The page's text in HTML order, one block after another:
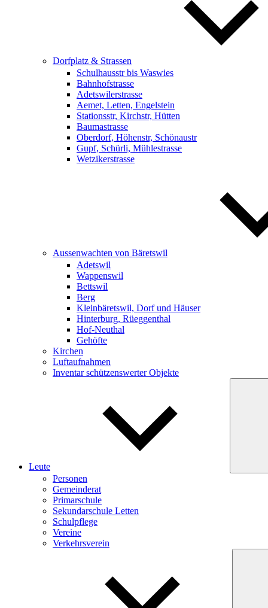
Dorfplatz & Strassen
Schulhausstr bis Waswies
Bahnhofstrasse
Adetswilerstrasse
Aemet, Letten, Engelstein
Stationsstr, Kirchstr, Hütten
Baumastrasse
Oberdorf, Höhenstr, Schönaustr
Gupf, Schürli, Mühlestrasse
Wetzikerstrasse
Aussenwachten von Bäretswil
Adetswil
Wappenswil
Bettswil
Berg
Kleinbäretswil, Dorf und Häuser
Hinterburg, Rüeggenthal
Hof-Neuthal
Gehöfte
Kirchen
Luftaufnahmen
Inventar schützenswerter Objekte
Leute
Personen
Gemeinderat
Primarschule
Sekundarschule Letten
Schulpflege
Vereine
Verkehrsverein